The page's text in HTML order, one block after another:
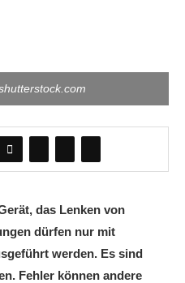
das Lenken von
dürfen nur mit
werden. Es sind
Fehler können andere